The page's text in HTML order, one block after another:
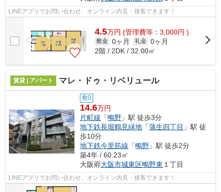
LINEアプリでお問い合わせ、オンライン内見・接客できます！
4.5万円 (管理費等：3,000円 )
敷金 0ヶ月 礼金 0ヶ月
2階 / 2DK / 32.00㎡
賃貸 | アパート マレ・ドゥ・リベリュール
敷0
14.6万円
片町線 「鴫野 」駅 徒歩3分
地下鉄長堀鶴見緑地 「蒲生四丁目 」駅 徒
歩10分
地下鉄今里筋線 「鴫野 」駅 徒歩2分
築4年 / 60.23㎡
大阪府大阪市城東区鴫野東 １丁目
LINEアプリでお問い合わせ、オンライン内見・接客できます！